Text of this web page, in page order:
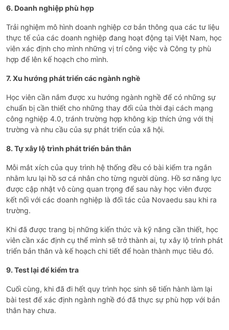
6. Doanh nghiệp phù hợp
Trải nghiệm mô hình doanh nghiệp cơ bản thông qua các tư liệu
thực tế của các doanh nghiệp đang hoạt động tại Việt Nam, học
viên xác định cho mình những vị trí công việc và Công ty phù
hợp để lên kế hoạch cho mình.
7. Xu hướng phát triển các ngành nghề
Học viên cần nắm được xu hướng ngành nghề để có những sự
chuẩn bị cần thiết cho những thay đổi của thời đại cách mạng
công nghiệp 4.0, tránh trường hợp không kịp thích ứng với thị
trường và nhu cầu của sự phát triển của xã hội.
8. Tự xây lộ trình phát triển bản thân
Mỗi mắt xích của quy trình hệ thống đều có bài kiểm tra ngắn
nhằm lưu lại hồ sơ cá nhân cho từng người dùng. Hồ sơ năng lực
được cập nhật vô cùng quan trọng để sau này học viên được
kết nối với các doanh nghiệp là đối tác của Novaedu sau khi ra
trường.
Khi đã được trang bị những kiến thức và kỹ năng cần thiết, học
viên cần xác định cụ thể mình sẽ trở thành ai, tự xây lộ trình phát
triển bản thân và kế hoạch chi tiết để hoàn thành mục tiêu đó.
9. Test lại để kiểm tra
Cuối cùng, khi đã đi hết quy trình học sinh sẽ tiến hành làm lại
bài test để xác định ngành nghề đó đã thực sự phù hợp với bản
thân hay chưa.